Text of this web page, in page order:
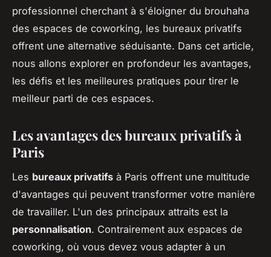
professionnel cherchant à s'éloigner du brouhaha
des espaces de coworking, les bureaux privatifs
offrent une alternative séduisante. Dans cet article,
nous allons explorer en profondeur les avantages,
les défis et les meilleures pratiques pour tirer le
meilleur parti de ces espaces.
Les avantages des bureaux privatifs à
Paris
Les bureaux privatifs à Paris offrent une multitude
d'avantages qui peuvent transformer votre manière
de travailler. L'un des principaux attraits est la
personnalisation. Contrairement aux espaces de
coworking, où vous devez vous adapter à un